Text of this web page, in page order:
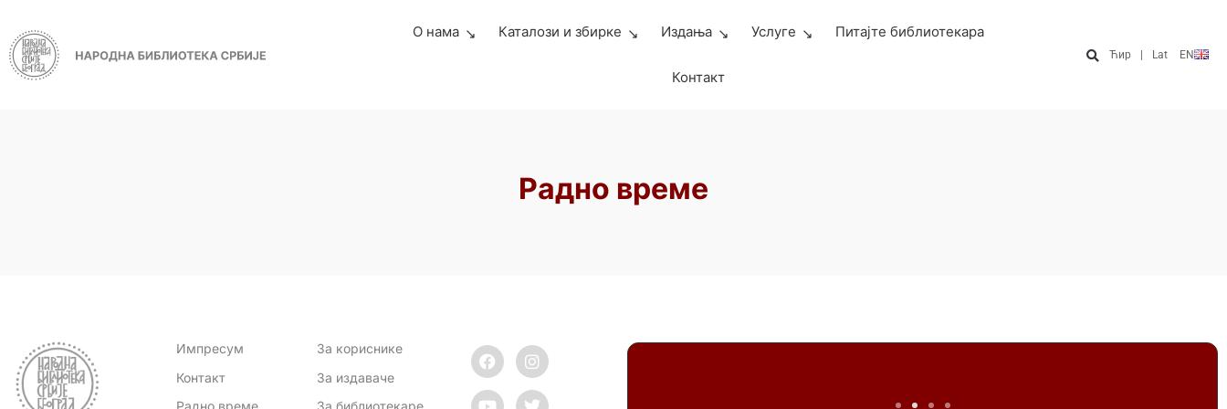
О нама Каталози и збирке Издања Услуге Питајте библиотекара
Контакт
Ћир Lat EN
Радно време
Импресум
Контакт
За кориснике
За издаваче